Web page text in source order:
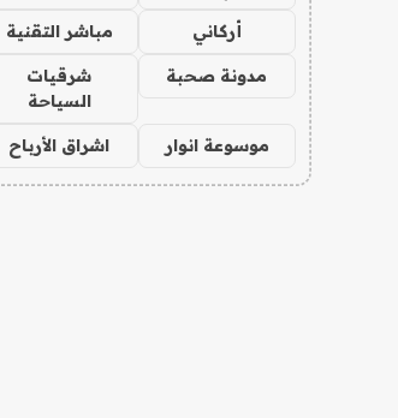
أركاني مباشر التقنية
مدونة صحبة
شرقيات
السياحة
موسوعة انوار اشراق الأرباح